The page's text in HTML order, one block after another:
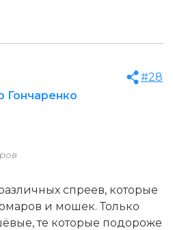
Гончаренко
#28
спреев, которые
и мошек. Только
те которые подороже